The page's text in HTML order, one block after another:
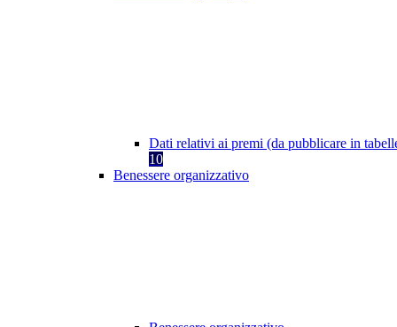
Dati relativi ai premi (da pubblicare in
10
Benessere organizzativo